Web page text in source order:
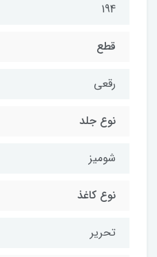
194
قطع
رقعی
نوع جلد
شومیز
نوع کاغذ
تحریر